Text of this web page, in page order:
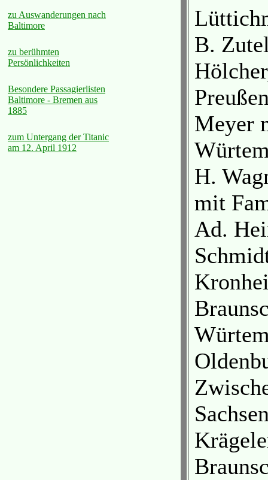
zu Auswanderungen nach
Baltimore
zu berühmten
Persönlichkeiten
Besondere Passagierlisten
Baltimore - Bremen aus
1885
zum Untergang der Titanic
am 12. April 1912
B.
Meyer
H.
mit
Ad.